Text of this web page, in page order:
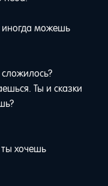
иногда можешь
Ты и сказки
хочешь